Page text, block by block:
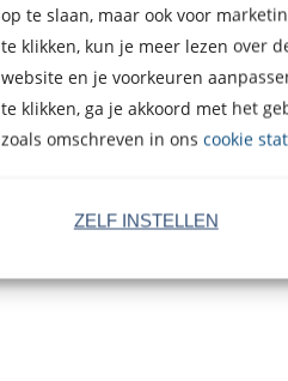
op te slaan, maar ook voor
te klikken, kun je meer lezen over
website en je voorkeuren
te klikken, ga je akkoord met het
zoals omschreven in ons cookie
ZELF INSTELLEN